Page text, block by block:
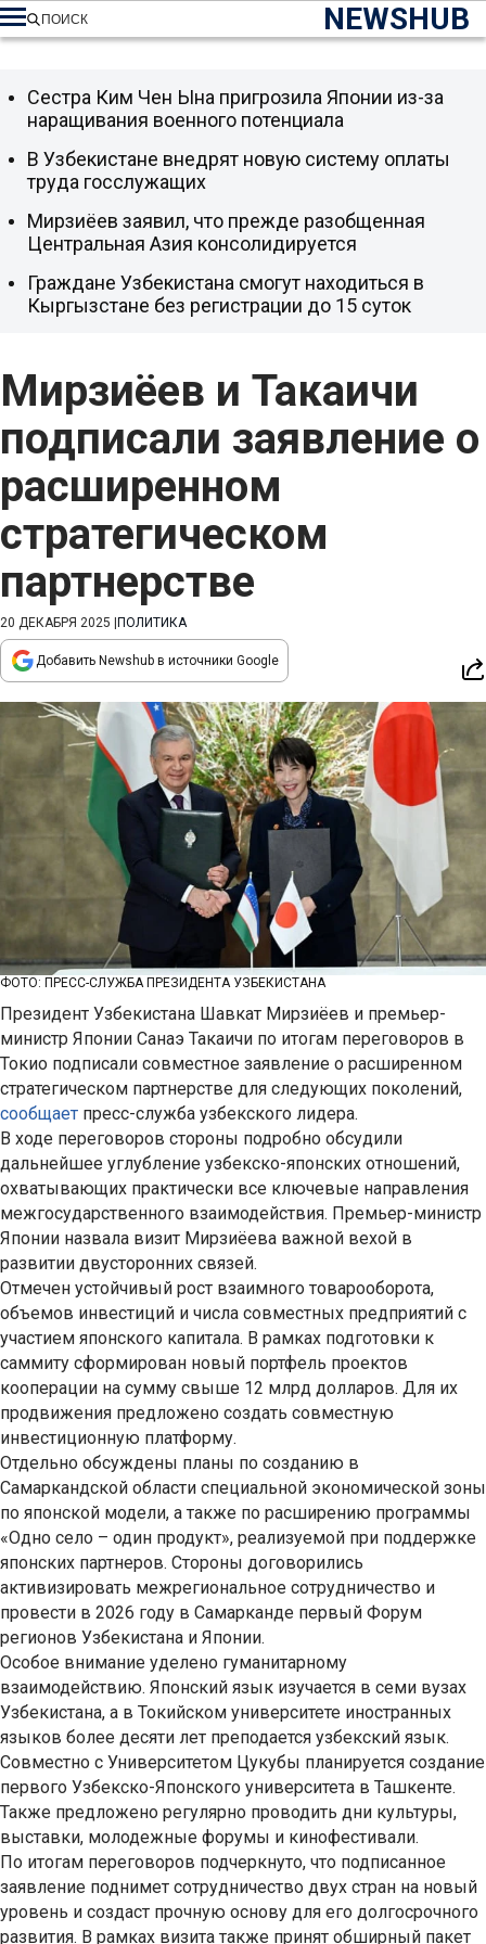
NEWSHUB
ПОИСК
Мирзиёев и Такаичи
подписали заявление о
расширенном
стратегическом
партнерстве
20 ДЕКАБРЯ 2025 ПОЛИТИКА
Добавить Newshub в источники Google
ФОТО: ПРЕСС-СЛУЖБА ПРЕЗИДЕНТА УЗБЕКИСТАНА
Президент Узбекистана Шавкат Мирзиёев и премьер-
министр Японии Санаэ Такаичи по итогам переговоров в
Токио подписали совместное заявление о расширенном
стратегическом партнерстве для следующих поколений,
сообщает пресс-служба узбекского лидера.
В ходе переговоров стороны подробно обсудили
дальнейшее углубление узбекско-японских отношений,
охватывающих практически все ключевые направления
межгосударственного взаимодействия. Премьер-министр
Японии назвала визит Мирзиёева важной вехой в
развитии двусторонних связей.
Отмечен устойчивый рост взаимного товарооборота,
объемов инвестиций и числа совместных предприятий с
участием японского капитала. В рамках подготовки к
саммиту сформирован новый портфель проектов
кооперации на сумму свыше 12 млрд долларов. Для их
продвижения предложено создать совместную
инвестиционную платформу.
Отдельно обсуждены планы по созданию в
Самаркандской области специальной экономической зоны
по японской модели, а также по расширению программы
«Одно село – один продукт», реализуемой при поддержке
японских партнеров. Стороны договорились
активизировать межрегиональное сотрудничество и
провести в 2026 году в Самарканде первый Форум
регионов Узбекистана и Японии.
Особое внимание уделено гуманитарному
взаимодействию. Японский язык изучается в семи вузах
Узбекистана, а в Токийском университете иностранных
языков более десяти лет преподается узбекский язык.
Совместно с Университетом Цукубы планируется создание
первого Узбекско-Японского университета в Ташкенте.
Также предложено регулярно проводить дни культуры,
выставки, молодежные форумы и кинофестивали.
По итогам переговоров подчеркнуто, что подписанное
заявление поднимет сотрудничество двух стран на новый
уровень и создаст прочную основу для его долгосрочного
развития. В рамках визита также принят обширный пакет
Сестра Ким Чен Ына пригрозила Японии из-за
наращивания военного потенциала
В Узбекистане внедрят новую систему оплаты
труда госслужащих
Мирзиёев заявил, что прежде разобщенная
Центральная Азия консолидируется
Граждане Узбекистана смогут находиться в
Кыргызстане без регистрации до 15 суток